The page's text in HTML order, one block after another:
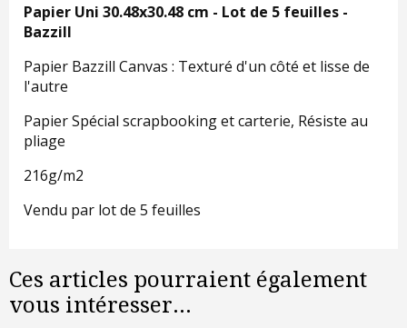
Papier Uni 30.48x30.48 cm - Lot de 5 feuilles -
Bazzill
Papier Bazzill Canvas : Texturé d'un côté et lisse de
l'autre
Papier Spécial scrapbooking et carterie, Résiste au
pliage
216g/m2
Vendu par lot de 5 feuilles
Ces articles pourraient également
vous intéresser...